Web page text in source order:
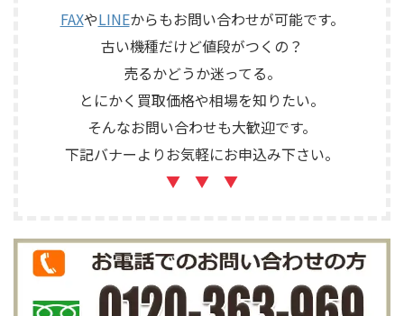
子、出力端子、外部コントロ ...
FAXやLINEからもお問い合わせが可能です。
古い機種だけど値段がつくの？
売るかどうか迷ってる。
とにかく買取価格や相場を知りたい。
そんなお問い合わせも大歓迎です。
下記バナーよりお気軽にお申込み下さい。
▼ ▼ ▼